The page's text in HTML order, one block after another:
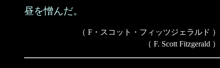
昼を憎んだ。
（ F・スコット・フィッツジェラルド ）
（ F. Scott Fitzgerald ）